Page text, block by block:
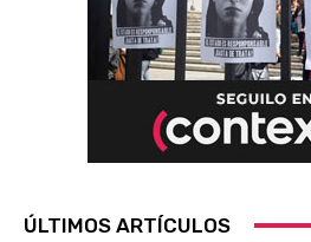
ÚLTIMOS ARTÍCULOS